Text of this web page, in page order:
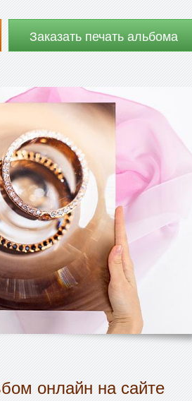
Заказать печать альбома
онлайн на сайте